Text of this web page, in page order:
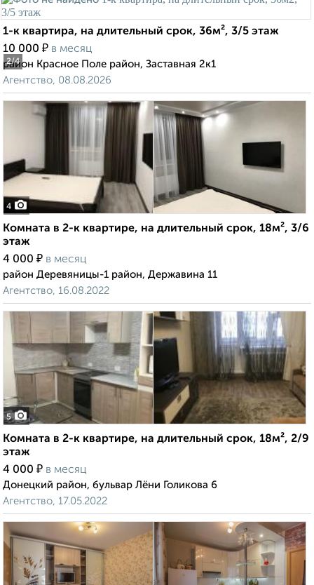
2/4
1-к квартира, на длительный срок, 36м², 3/5 этаж
10 000 ₽ в месяц
район Красное Поле район, Заставная 2к1
Агентство, 08.08.2026
4
Комната в 2-к квартире, на длительный срок, 18м², 3/6
этаж
4 000 ₽ в месяц
район Деревяницы-1 район, Державина 11
Агентство, 16.08.2022
5
Комната в 2-к квартире, на длительный срок, 18м², 2/9
этаж
4 000 ₽ в месяц
Донецкий район, бульвар Лёни Голикова 6
Агентство, 17.05.2022